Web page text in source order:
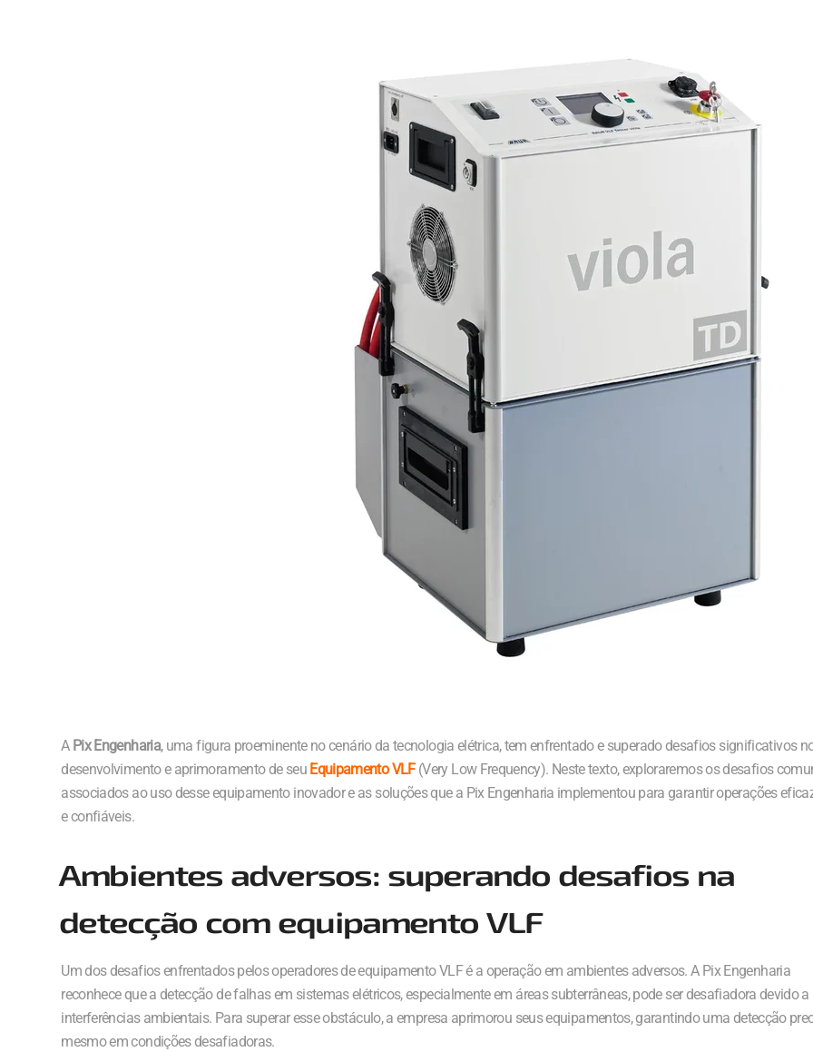
A Pix Engenharia, uma figura proeminente no cenário da tecnologia elétrica, tem enfrentado e superado desafios significativos
desenvolvimento e aprimoramento de seu Equipamento VLF(Very Low Frequency). Neste texto, exploraremos os desafios
associados ao uso desse equipamento inovador e as soluções que a Pix Engenharia implementou para garantir operações
e confiáveis.
Ambientes adversos: superando desafios na
detecção com equipamento VLF
Um dos desafios enfrentados pelos operadores de equipamento VLF é a operação em ambientes adversos. A Pix Engenharia
reconhece que a detecção de falhas em sistemas elétricos, especialmente em áreas subterrâneas, pode ser desafiadora devido a
interferências ambientais. Para superar esse obstáculo, a empresa aprimorou seus equipamentos, garantindo uma detecção
mesmo em condições desafiadoras.